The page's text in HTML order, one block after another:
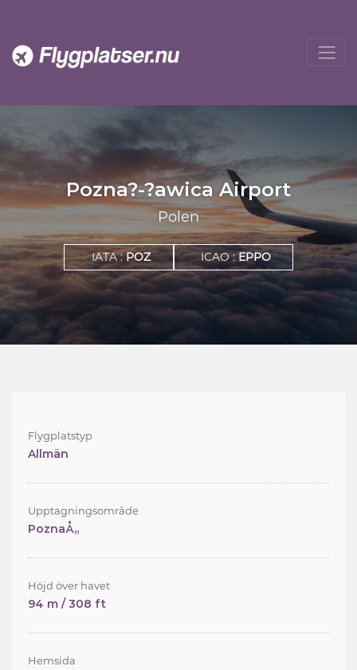
Pozna?-?awica Airport
Polen
IATA :POZ ICAO :EPPO
Flygplatstyp
Allmän
Upptagningsområde
PoznaÅ„
Höjd över havet
94 m / 308 ft
Hemsida